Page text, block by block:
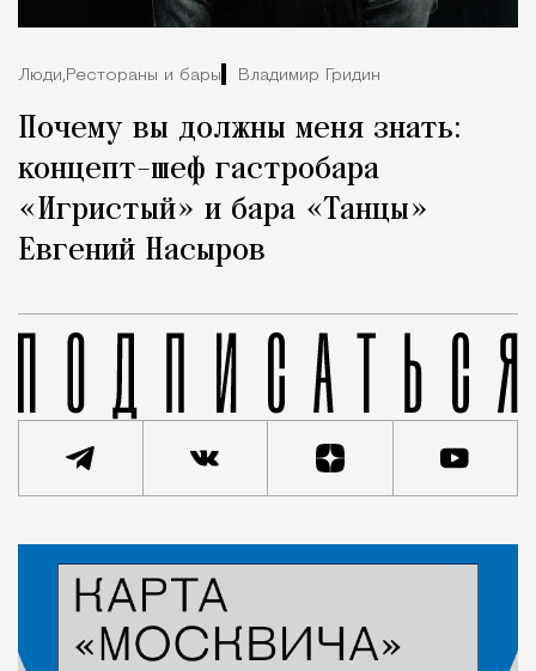
Люди, Рестораны и бары Владимир Гридин
Почему вы должны меня знать:
концепт-шеф гастробара
«Игристый» и бара «Танцы»
Евгений Насыров